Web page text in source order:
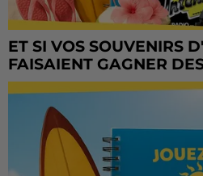
ET SI VOS SOUVENIRS
FAISAIENT GAGNER